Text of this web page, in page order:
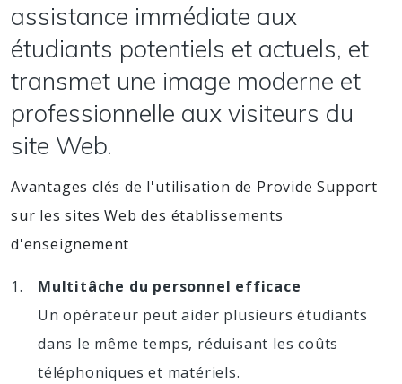
assistance immédiate aux
étudiants potentiels et actuels, et
transmet une image moderne et
professionnelle aux visiteurs du
site Web.
Avantages clés de l'utilisation de Provide Support
sur les sites Web des établissements
d'enseignement
Multitâche du personnel efficace
Un opérateur peut aider plusieurs étudiants
dans le même temps, réduisant les coûts
téléphoniques et matériels.